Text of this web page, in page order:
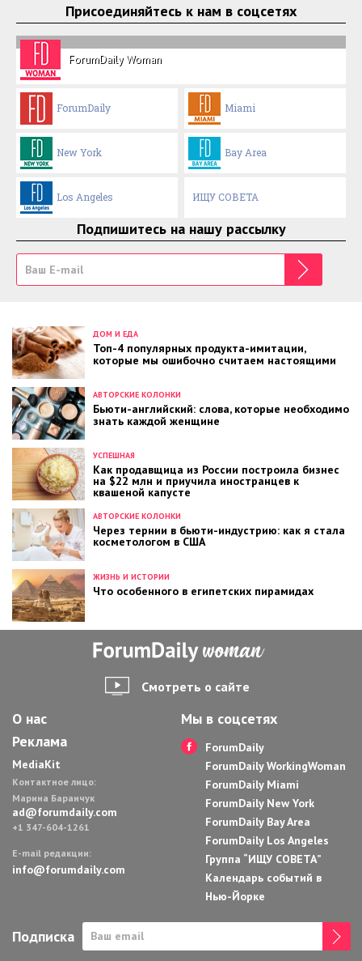
Присоединяйтесь к нам в соцсетях
ForumDaily Woman
ForumDaily Miami
New York Bay Area
Los Angeles ИЩУ СОВЕТА
Подпишитесь на нашу рассылку
ДОМ И ЕДА
Топ-4 популярных продукта-имитации,
которые мы ошибочно считаем настоящими
АВТОРСКИЕ КОЛОНКИ
Бьюти-английский: слова, которые необходимо
знать каждой женщине
АВТОРСКИЕ КОЛОНКИ
Через тернии в бьюти-индустрию: как я стала
косметологом в США
УСПЕШНАЯ
Как продавщица из России построила бизнес
на $22 млн и приучила иностранцев к
квашеной капусте
ЖИЗНЬ И ИСТОРИИ
Что особенного в египетских пирамидах
Смотреть о сайте
О нас
Реклама
MediaKit
Контактное лицо:
Марина Баранчук
ad@forumdaily.com
+1 347-604-1261
E-mail редакции:
info@forumdaily.com
Мы в соцсетях
ForumDaily
ForumDaily WorkingWoman
ForumDaily Miami
ForumDaily New York
ForumDaily Bay Area
ForumDaily Los Angeles
Группа “ИЩУ СОВЕТА”
Календарь событий в
Нью-Йорке
Подписка